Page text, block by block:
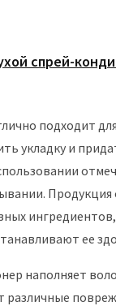
спрей-
подходит
укладку и
ее
наполняет
различные